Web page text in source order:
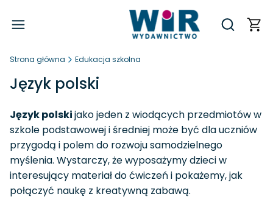
Otwórz
Strona główna Edukacja szkolna
Język polski
Język polskijako jeden z wiodących przedmiotów w
szkole podstawowej i średniej może być dla uczniów
przygodą i polem do rozwoju samodzielnego
myślenia. Wystarczy, że wyposażymy dzieci w
interesujący materiał do ćwiczeń i pokażemy, jak
połączyć naukę z kreatywną zabawą.